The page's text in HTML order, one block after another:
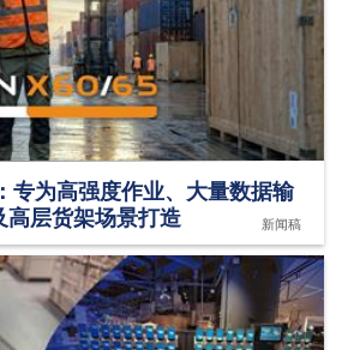
专为高强度作业、大量数据输
高层货架场景打造
新闻稿